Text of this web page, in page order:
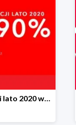
Wyprzedaż kolekcji lato 2020 w ebutik.pl do -90%